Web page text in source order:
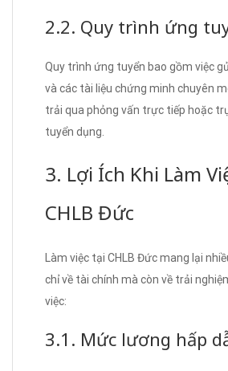
2.2. Quy trình ứng
Quy trình ứng tuyển bao gồm việc
và các tài liệu chứng minh chuyên
trải qua phỏng vấn trực tiếp hoặc
tuyển dụng.
3. Lợi Ích Khi Làm
CHLB Đức
Làm việc tại CHLB Đức mang lại
chỉ về tài chính mà còn về trải
việc:
3.1. Mức lương hấp